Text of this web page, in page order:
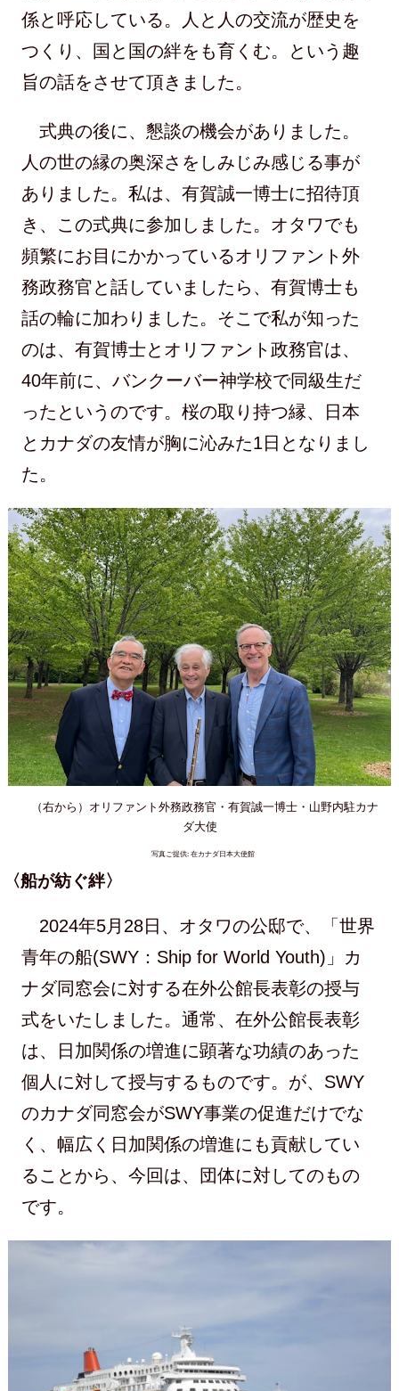
係と呼応している。人と人の交流が歴史を
つくり、国と国の絆をも育くむ。という趣
旨の話をさせて頂きました。
式典の後に、懇談の機会がありました。
人の世の縁の奥深さをしみじみ感じる事が
ありました。私は、有賀誠一博士に招待頂
き、この式典に参加しました。オタワでも
頻繁にお目にかかっているオリファント外
務政務官と話していましたら、有賀博士も
話の輪に加わりました。そこで私が知った
のは、有賀博士とオリファント政務官は、
40年前に、バンクーバー神学校で同級生だ
ったというのです。桜の取り持つ縁、日本
とカナダの友情が胸に沁みた1日となりまし
た。
（右から）オリファント外務政務官・有賀誠一博士・山野内駐カナ
ダ大使
写真ご提供: 在カナダ日本大使館
〈船が紡ぐ絆〉
2024年5月28日、オタワの公邸で、「世界
青年の船(SWY：Ship for World Youth)」カ
ナダ同窓会に対する在外公館長表彰の授与
式をいたしました。通常、在外公館長表彰
は、日加関係の増進に顕著な功績のあった
個人に対して授与するものです。が、SWY
のカナダ同窓会がSWY事業の促進だけでな
く、幅広く日加関係の増進にも貢献してい
ることから、今回は、団体に対してのもの
です。